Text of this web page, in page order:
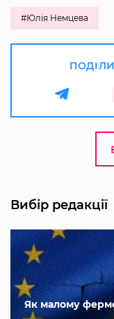
#Юлія Немцева
Вибір редакції
Як малому